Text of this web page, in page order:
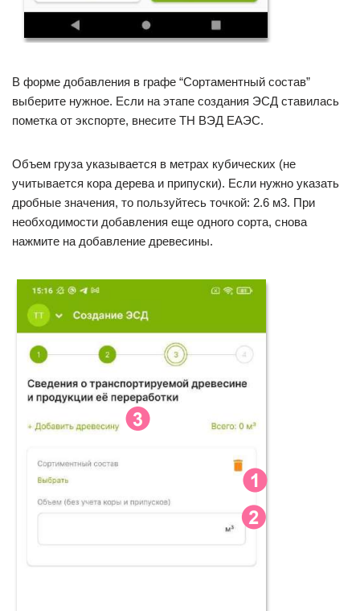
В форме добавления в графе “Сортаментный состав”
выберите нужное. Если на этапе создания ЭСД ставилась
пометка от экспорте, внесите ТН ВЭД ЕАЭС.
Объем груза указывается в метрах кубических (не
учитывается кора дерева и припуски). Если нужно указать
дробные значения, то пользуйтесь точкой: 2.6 м3. При
необходимости добавления еще одного сорта, снова
нажмите на добавление древесины.